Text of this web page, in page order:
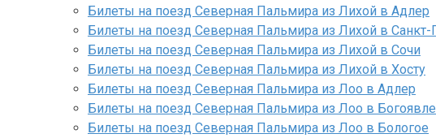
Билеты на поезд Северная Пальмира из Лихой в Адлер
Билеты на поезд Северная Пальмира из Лихой в Санкт-
Билеты на поезд Северная Пальмира из Лихой в Сочи
Билеты на поезд Северная Пальмира из Лихой в Хосту
Билеты на поезд Северная Пальмира из Лоо в Адлер
Билеты на поезд Северная Пальмира из Лоо в
Билеты на поезд Северная Пальмира из Лоо в Бологое